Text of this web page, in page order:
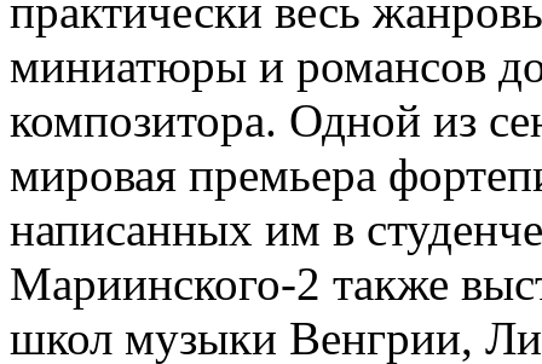
практически весь
миниатюры и романсов
композитора. Одной из
мировая премьера
написанных им в
Мариинского-2 также
школ музыки Венгрии,